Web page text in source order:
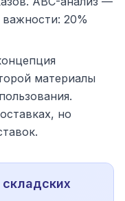
20%
материалы
но